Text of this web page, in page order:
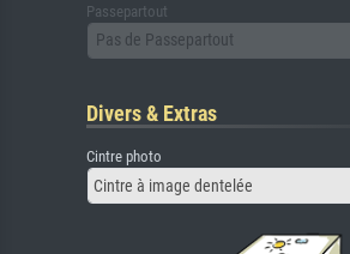
Passepartout
Pas de Passepartout
Divers & Extras
Cintre photo
Cintre à image dentelée